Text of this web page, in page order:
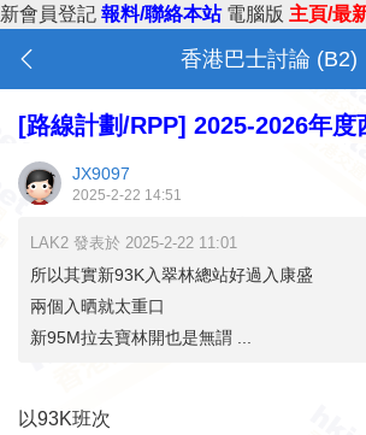
新會員登記 報料/聯絡本站 電腦版 主頁/最
香港巴士討論 (B2)
[路線計劃/RPP] 2025-2026年度
JX9097
2025-2-22 14:51
LAK2 發表於 2025-2-22 11:01
所以其實新93K入翠林總站好過入康盛
兩個入晒就太重口
新95M拉去寶林開也是無謂 ...
以93K班次